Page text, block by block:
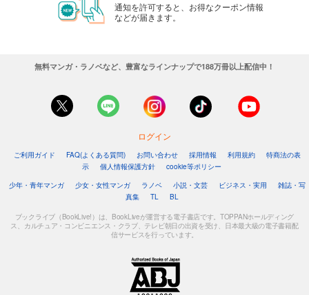
通知を許可すると、お得なクーポン情報
などが届きます。
無料マンガ・ラノベなど、豊富なラインナップで188万冊以上配信中！
ログイン
ご利用ガイド FAQ(よくある質問) お問い合わせ 採用情報 利用規約
特商法の表
示
個人情報保護方針
cookie等ポリシー
少年・青年マンガ
少女・女性マンガ ラノベ 小説・文芸 ビジネス・実用
雑誌・写
真集
TL BL
ブックライブ（BookLive!）は、BookLiveが運営する電子書店です。TOPPANホールディング
ス、カルチュア・コンビニエンス・クラブ、テレビ朝日の出資を受け、日本最大級の電子書籍配
信サービスを行っています。